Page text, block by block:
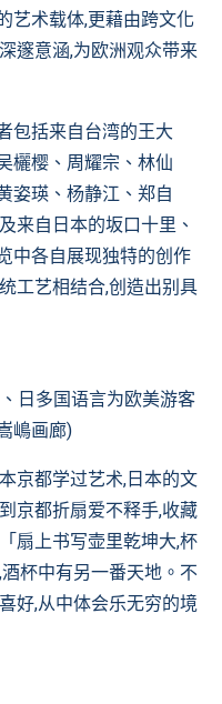
艺术载体,更藉由跨文化
邃意涵,为欧洲观众带来
包括来自台湾的王大
欐樱、周耀宗、林仙
姿瑛、杨静江、郑自
来自日本的坂口十里、
中各自展现独特的创作
工艺相结合,创造出别具
日多国语言为欧美游客
嶋画廊)
京都学过艺术,日本的文
京都折扇爱不释手,收藏
扇上书写壶里乾坤大,杯
杯中有另一番天地。不
好,从中体会乐无穷的境